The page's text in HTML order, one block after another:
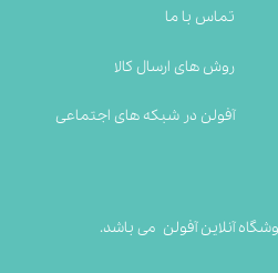
آنلاین آفولن می باشد.
تماس با ما
روش های ارسال کالا
آفولن در شبکه های اجتماعی